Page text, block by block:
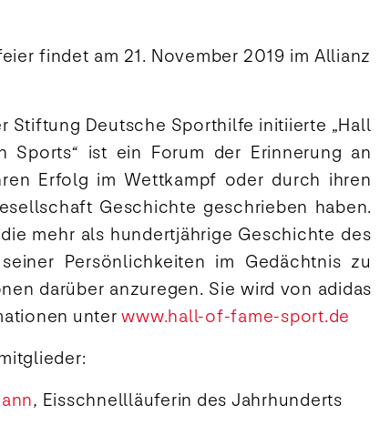
findet am 21. November 2019 im Allianz
Stiftung Deutsche Sporthilfe initiierte „Hall
Sports“ ist ein Forum der Erinnerung an
Erfolg im Wettkampf oder durch ihren
Geschichte geschrieben haben.
mehr als hundertjährige Geschichte des
Persönlichkeiten im Gedächtnis zu
darüber anzuregen. Sie wird von adidas
unterwww.hall-of-fame-sport.de
, Eisschnellläuferin des Jahrhunderts